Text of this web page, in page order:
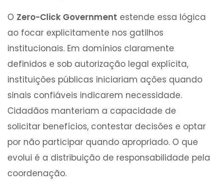
O Zero-Click Government estende essa lógica
ao focar explicitamente nos gatilhos
institucionais. Em domínios claramente
definidos e sob autorização legal explícita,
instituições públicas iniciariam ações quando
sinais confiáveis indicarem necessidade.
Cidadãos manteriam a capacidade de
solicitar benefícios, contestar decisões e optar
por não participar quando apropriado. O que
evolui é a distribuição de responsabilidade pela
coordenação.